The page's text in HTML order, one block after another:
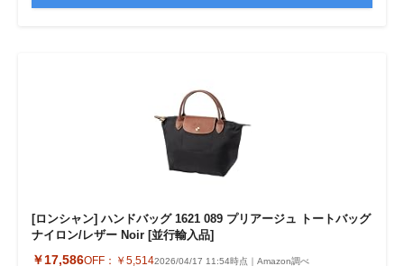
[ロンシャン] ハンドバッグ 1621 089 プリアージュ トートバッグ
ナイロン/レザー Noir [並行輸入品]
￥17,586OFF： ￥5,5142026/04/17 11:54時点｜Amazon調べ